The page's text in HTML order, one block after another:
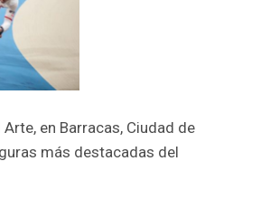
en Barracas, Ciudad de
más destacadas del